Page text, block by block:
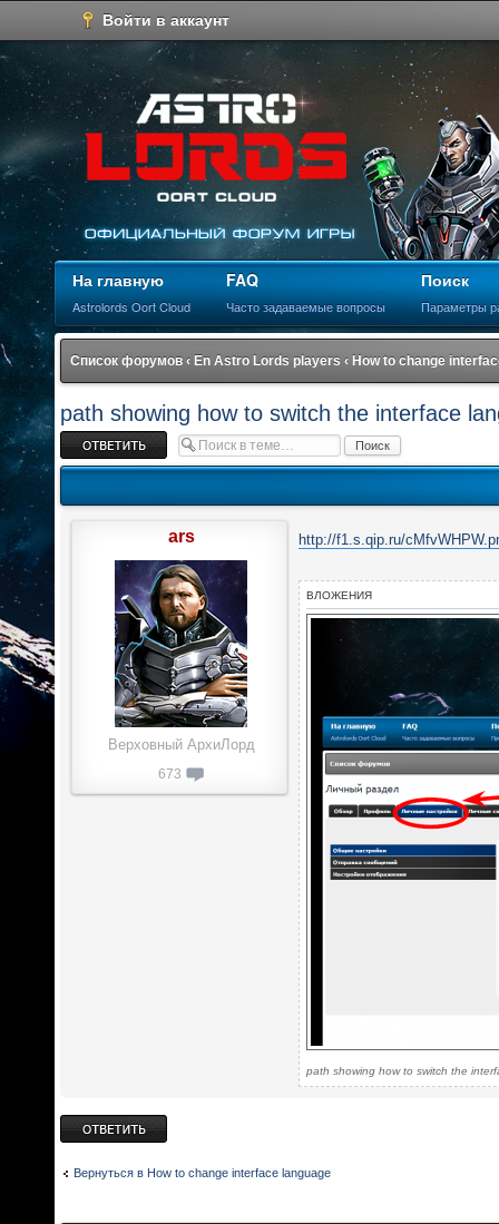
Войти в аккаунт
На главную
Astrolords Oort Cloud
FAQ
Часто задаваемые вопросы
Поиск
Параметры
Список форумов ‹ En Astro Lords players ‹ How to change
path showing how to switch the interface
Ответить
http://f1.s.qip.ru/
ВЛОЖЕНИЯ
path showing how to switch the
ars
Верховный АрхиЛорд
673
Ответить
Вернуться в How to change interface language